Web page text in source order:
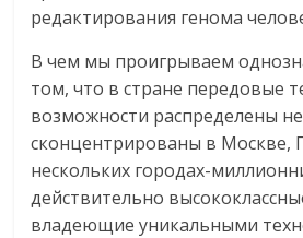
редактирования генома
В чем мы проигрываем
том, что в стране передовые
возможности распределены
сконцентрированы в Москве,
нескольких городах-
действительно
владеющие уникальными